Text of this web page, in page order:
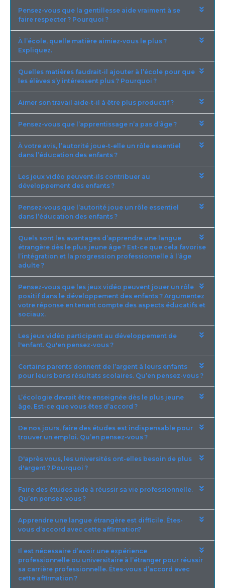
Pensez-vous que la gentillesse aide vraiment à se
faire respecter ? Pourquoi ?
À l’école, quelle matière aimiez-vous le plus ?
Expliquez.
Quelles matières faudrait-il ajouter à l’école pour que
les élèves s’y intéressent plus ? Pourquoi ?
Aimer son travail aide-t-il à être plus productif ?
Pensez-vous que l’apprentissage n’a pas d’âge ?
À votre avis, l’autorité joue-t-elle un rôle essentiel
dans l’éducation des enfants ?
Les jeux vidéo peuvent-ils contribuer au
développement des enfants ?
Pensez-vous que l’autorité joue un rôle essentiel
dans l’éducation des enfants ?
Quels sont les avantages d’apprendre une langue
étrangère dès le plus jeune âge ? Est-ce que cela favorise
l’intégration et la progression professionnelle à l’âge
adulte ?
Pensez-vous que les jeux vidéo peuvent jouer un rôle
positif dans le développement des enfants ? Argumentez
votre réponse en tenant compte des aspects éducatifs et
sociaux.
Les jeux vidéo participent au développement de
l'enfant. Qu'en pensez-vous ?
Certains parents donnent de l’argent à leurs enfants
pour leurs bons résultats scolaires. Qu’en pensez-vous ?
L’écologie devrait être enseignée dès le plus jeune
âge. Est-ce que vous êtes d’accord ?
De nos jours, faire des études est indispensable pour
trouver un emploi. Qu’en pensez-vous ?
D'après vous, les universités ont-elles besoin de plus
d'argent ? Pourquoi ?
Faire des études aide à réussir sa vie professionnelle.
Qu’en pensez-vous ?
Apprendre une langue étrangère est difficile. Êtes-
vous d’accord avec cette affirmation?
Il est nécessaire d’avoir une expérience
professionnelle ou universitaire à l’étranger pour réussir
sa carrière professionnelle. Êtes-vous d’accord avec
cette affirmation ?